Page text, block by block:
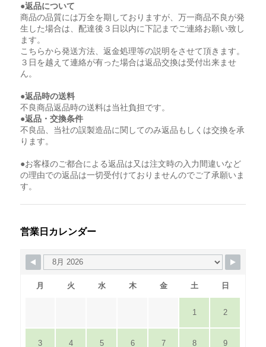
●返品について
商品の品質には万全を期しておりますが、万一商品不良が発
生した場合は、配達後３日以内に下記までご連絡お願い致し
ます。
こちらから発送方法、返金処理等の説明をさせて頂きます。
３日を越えて連絡が有った場合は返品交換は受付出来ませ
ん。
●返品時の送料
不良商品返品時の送料は当社負担です。
●返品・交換条件
不良品、当社の誤製造品に関してのみ返品もしくは交換を承
ります。
●お客様のご都合による返品は又は注文時の入力間違いなど
の理由での返品は一切受付けておりませんのでご了承願いま
す。
営業日カレンダー
月 火 水 木 金 土 日
1 2
3 4 5 6 7 8 9